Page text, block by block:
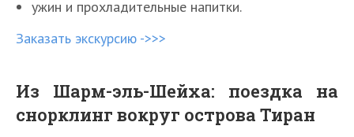
ужин и прохладительные напитки.
Заказать экскурсию ->>>
Из Шарм-эль-Шейха: поездка на
снорклинг вокруг острова Тиран